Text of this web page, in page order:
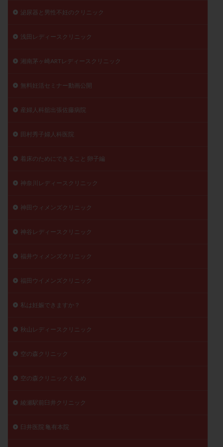
泌尿器と男性不妊のクリニック
浅田レディースクリニック
湘南茅ヶ崎ARTレディースクリニック
無料妊活セミナー動画公開
産婦人科舘出張佐藤病院
田村秀子婦人科医院
着床のためにできること 卵子編
神奈川レディースクリニック
神田ウィメンズクリニック
神谷レディースクリニック
福井ウィメンズクリニック
福田ウイメンズクリニック
私は妊娠できますか？
秋山レディースクリニック
空の森クリニック
空の森クリニックくるめ
綾瀬駅前臼井クリニック
臼井医院 亀有本院